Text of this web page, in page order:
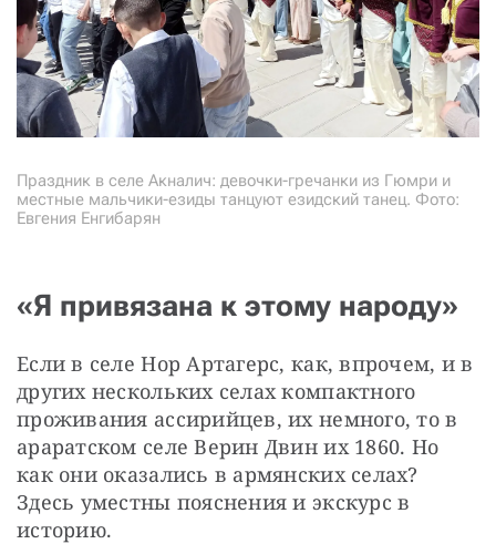
Праздник в селе Акналич: девочки-гречанки из Гюмри и
местные мальчики-езиды танцуют езидский танец. Фото:
Евгения Енгибарян
«Я привязана к этому народу»
Если в селе Нор Артагерс, как, впрочем, и в
других нескольких селах компактного
проживания ассирийцев, их немного, то в
араратском селе Верин Двин их 1860. Но
как они оказались в армянских селах?
Здесь уместны пояснения и экскурс в
историю.